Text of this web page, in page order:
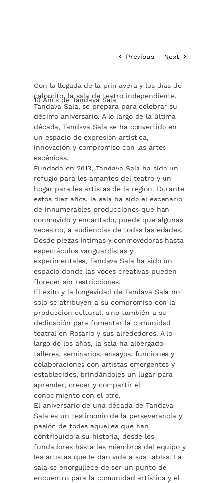
Previous Next
10 Años de Tandava Sala
Con la llegada de la primavera y los días de
calorcito, la sala de teatro independiente,
Tandava Sala, se prepara para celebrar su
décimo aniversario. A lo largo de la última
década, Tandava Sala se ha convertido en
un espacio de expresión artística,
innovación y compromiso con las artes
escénicas.
Fundada en 2013, Tandava Sala ha sido un
refugio para les amantes del teatro y un
hogar para les artistas de la región. Durante
estos diez años, la sala ha sido el escenario
de innumerables producciones que han
conmovido y encantado, puede que algunas
veces no, a audiencias de todas las edades.
Desde piezas íntimas y conmovedoras hasta
espectáculos vanguardistas y
experimentales, Tandava Sala ha sido un
espacio donde las voces creativas pueden
florecer sin restricciones.
El éxito y la longevidad de Tandava Sala no
solo se atribuyen a su compromiso con la
producción cultural, sino también a su
dedicación para fomentar la comunidad
teatral en Rosario y sus alrededores. A lo
largo de los años, la sala ha albergado
talleres, seminarios, ensayos, funciones y
colaboraciones con artistas emergentes y
establecides, brindándoles un lugar para
aprender, crecer y compartir el
conocimiento con el otre.
El aniversario de una década de Tandava
Sala es un testimonio de la perseverancia y
pasión de todes aquelles que han
contribuido a su historia, desde les
fundadores hasta les miembros del equipo y
les artistas que le dan vida a sus tablas. La
sala se enorgullece de ser un punto de
encuentro para la comunidad artística y el